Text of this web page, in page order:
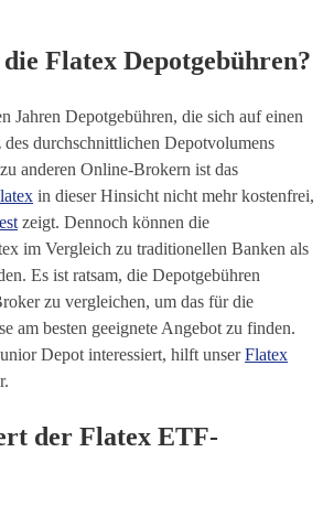
Flatex Depotgebühren?
Jahren Depotgebühren, die sich auf einen
des durchschnittlichen Depotvolumens
anderen Online-Brokern ist das
in dieser Hinsicht nicht mehr kostenfrei,
zeigt. Dennoch können die
im Vergleich zu traditionellen Banken als
Es ist ratsam, die Depotgebühren
zu vergleichen, um das für die
am besten geeignete Angebot zu finden.
Depot interessiert, hilft unserFlatex
der Flatex ETF-